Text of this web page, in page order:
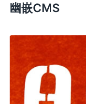
幽嵌CMS